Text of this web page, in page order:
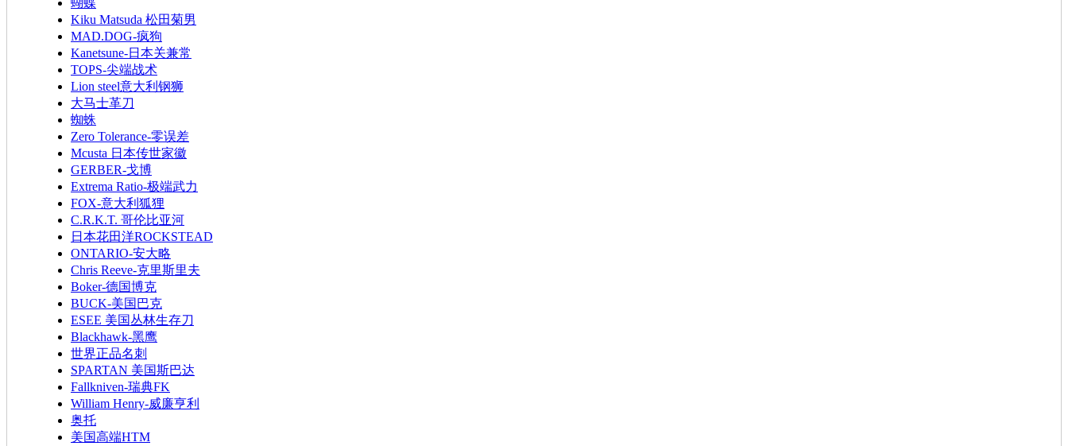
蝴蝶
Kiku Matsuda 松田菊男
MAD.DOG-疯狗
Kanetsune-日本关兼常
TOPS-尖端战术
Lion steel意大利钢狮
大马士革刀
蜘蛛
Zero Tolerance-零误差
Mcusta 日本传世家徽
GERBER-戈博
Extrema Ratio-极端武力
FOX-意大利狐狸
C.R.K.T. 哥伦比亚河
日本花田洋ROCKSTEAD
ONTARIO-安大略
Chris Reeve-克里斯里夫
Boker-德国博克
BUCK-美国巴克
ESEE 美国丛林生存刀
Blackhawk-黑鹰
世界正品名刺
SPARTAN 美国斯巴达
Fallkniven-瑞典FK
William Henry-威廉亨利
奥托
美国高端HTM